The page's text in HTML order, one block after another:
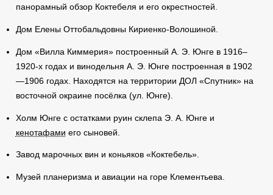
панорамный обзор Коктебеля и его окрестностей.
Дом Елены Оттобальдовны Кириенко-Волошиной.
Дом «Вилла Киммерия» построенный А. Э. Юнге в 1916–
1920-х годах и винодельня А. Э. Юнге построенная в 1902
—1906 годах. Находятся на территории ДОЛ «Спутник» на
восточной окраине посёлка (ул. Юнге).
Холм Юнге с остатками руин склепа Э. А. Юнге и
кенотафами его сыновей.
Завод марочных вин и коньяков «Коктебель».
Музей планеризма и авиации на горе Клементьева.